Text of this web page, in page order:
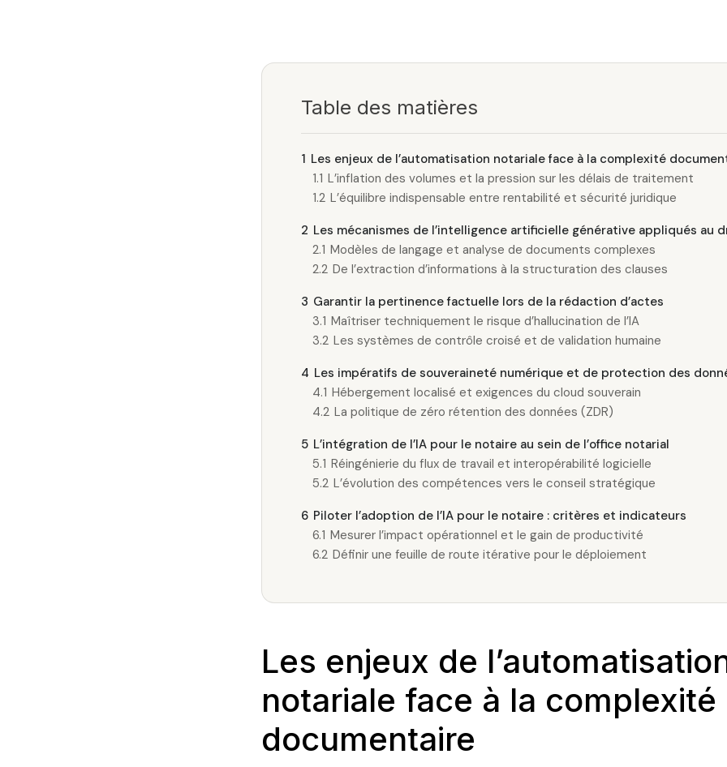
Table des matières
1 Les enjeux de l’automatisation notariale face à la complexité
1.1 L’inflation des volumes et la pression sur les délais de traitement
1.2 L’équilibre indispensable entre rentabilité et sécurité juridique
2 Les mécanismes de l’intelligence artificielle générative appliqués au
2.1 Modèles de langage et analyse de documents complexes
2.2 De l’extraction d’informations à la structuration des clauses
3 Garantir la pertinence factuelle lors de la rédaction d’actes
3.1 Maîtriser techniquement le risque d’hallucination de l’IA
3.2 Les systèmes de contrôle croisé et de validation humaine
4 Les impératifs de souveraineté numérique et de protection des
4.1 Hébergement localisé et exigences du cloud souverain
4.2 La politique de zéro rétention des données (ZDR)
5 L’intégration de l’IA pour le notaire au sein de l’office notarial
5.1 Réingénierie du flux de travail et interopérabilité logicielle
5.2 L’évolution des compétences vers le conseil stratégique
6 Piloter l’adoption de l’IA pour le notaire : critères et indicateurs
6.1 Mesurer l’impact opérationnel et le gain de productivité
6.2 Définir une feuille de route itérative pour le déploiement
Les enjeux de
notariale face à la complexité
documentaire